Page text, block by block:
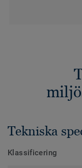
Tekniska
Klassificering